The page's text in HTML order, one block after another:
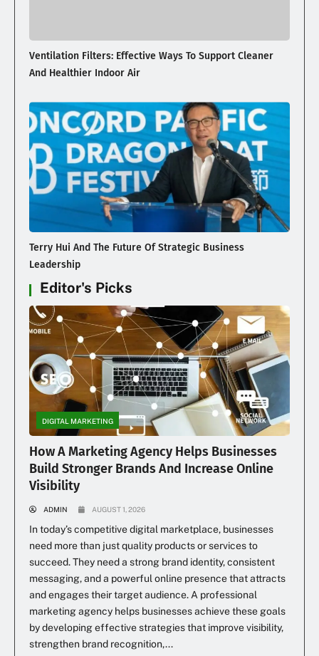
Ventilation Filters: Effective Ways To Support Cleaner
And Healthier Indoor Air
Terry Hui And The Future Of Strategic Business
Leadership
Editor's Picks
DIGITAL MARKETING
How A Marketing Agency Helps Businesses
Build Stronger Brands And Increase Online
Visibility
ADMIN AUGUST 1, 2026
In today’s competitive digital marketplace, businesses
need more than just quality products or services to
succeed. They need a strong brand identity, consistent
messaging, and a powerful online presence that attracts
and engages their target audience. A professional
marketing agency helps businesses achieve these goals
by developing effective strategies that improve visibility,
strengthen brand recognition,...